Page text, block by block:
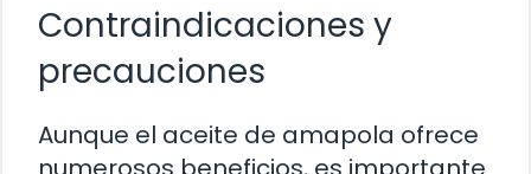
Contraindicaciones y
precauciones
Aunque el aceite de amapola ofrece